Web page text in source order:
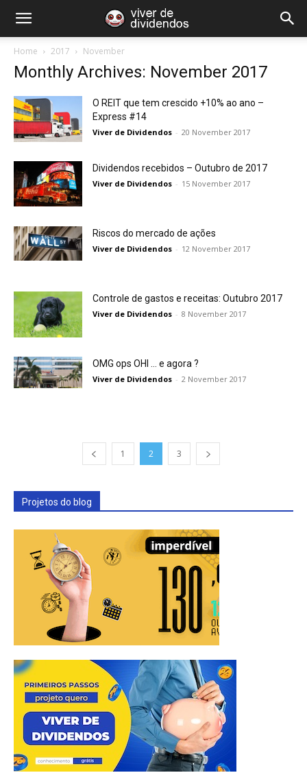
Home 2017 November
Monthly Archives: November 2017
O REIT que tem crescido +10% ao ano –
Express #14
Viver de Dividendos - 20 November 2017
Dividendos recebidos – Outubro de 2017
Viver de Dividendos - 15 November 2017
Riscos do mercado de ações
Viver de Dividendos - 12 November 2017
Controle de gastos e receitas: Outubro 2017
Viver de Dividendos - 8 November 2017
OMG ops OHI … e agora ?
Viver de Dividendos - 2 November 2017
1 2 3
Projetos do blog